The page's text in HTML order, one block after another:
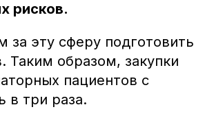
рисков.
за эту сферу подготовить
Таким образом, закупки
пациентов с
в три раза.